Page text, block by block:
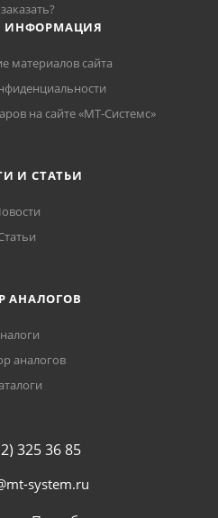
ИНФОРМАЦИЯ
материалов сайта
на сайте «МТ-Системс»
И СТАТЬИ
АНАЛОГОВ
аналогов
325 36 85
system.ru